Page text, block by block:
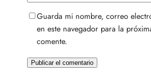
Guarda mi nombre, correo
en este navegador para la
comente.